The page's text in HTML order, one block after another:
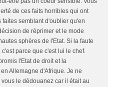
de ces faits horribles qui ont
semblant d'oublier qu'en
de réprimer et le mode
sphères de l'Etat. Si la faute
parce que c'est lui le chef.
l'Etat de droit et la
Allemagne d'Afrique. Je ne
le dédouanez car il était au